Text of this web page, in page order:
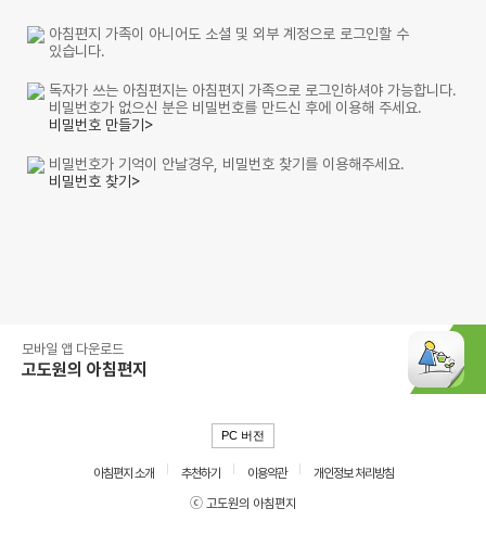
아침편지 가족이 아니어도 소셜 및 외부 계정으로 로그인할 수
있습니다.
독자가 쓰는 아침편지는 아침편지 가족으로 로그인하셔야 가능합니다.
비밀번호가 없으신 분은 비밀번호를 만드신 후에 이용해 주세요.
비밀번호 만들기>
비밀번호가 기억이 안날경우, 비밀번호 찾기를 이용해주세요.
비밀번호 찾기>
모바일 앱 다운로드
고도원의 아침편지
PC 버전
아침편지 소개 추천하기 이용약관
개인정보 처리방침
ⓒ 고도원의 아침편지